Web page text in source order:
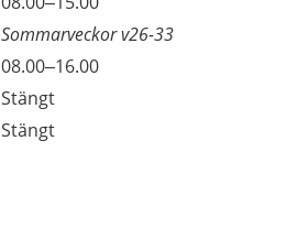
Sommarveckor v26-33
08.00–16.00
Stängt
Stängt